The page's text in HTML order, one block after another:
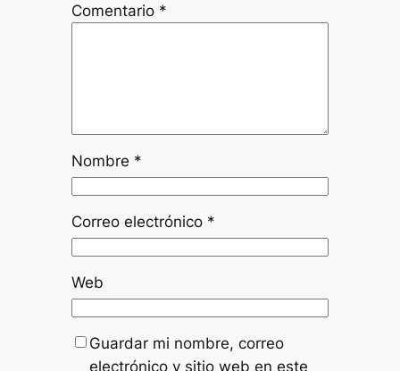
Comentario *
Nombre *
Correo electrónico *
Web
Guardar mi nombre, correo
electrónico y sitio web en este